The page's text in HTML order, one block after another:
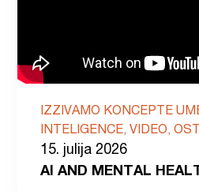
IZZIVAMO KONCEPTE
INTELIGENCE, VIDEO,
15. julija 2026
AI AND MENTAL